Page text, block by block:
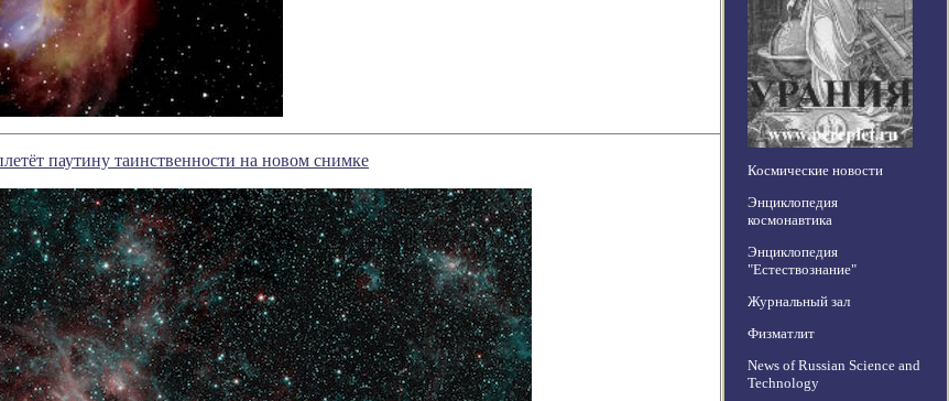
паутину таинственности на новом снимке
Космические новости
Энциклопедия
космонавтика
Энциклопедия
"Естествознание"
Журнальный зал
Физматлит
News of Russian Science and
Technology